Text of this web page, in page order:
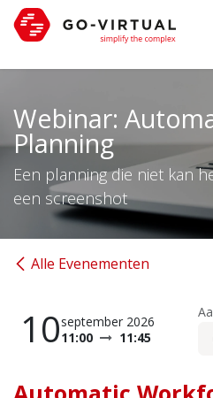
Overslaan naar inhoud
Webinar:
Planning
Een planning die niet kan
een screenshot
Alle Evenementen
10september 2026
11:00
11:45